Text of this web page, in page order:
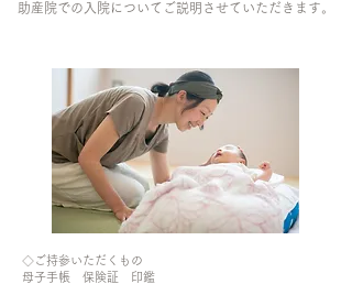
助産院での入院についてご説明させていただきます。
◇ご持参いただくもの
母子手帳 保険証 印鑑